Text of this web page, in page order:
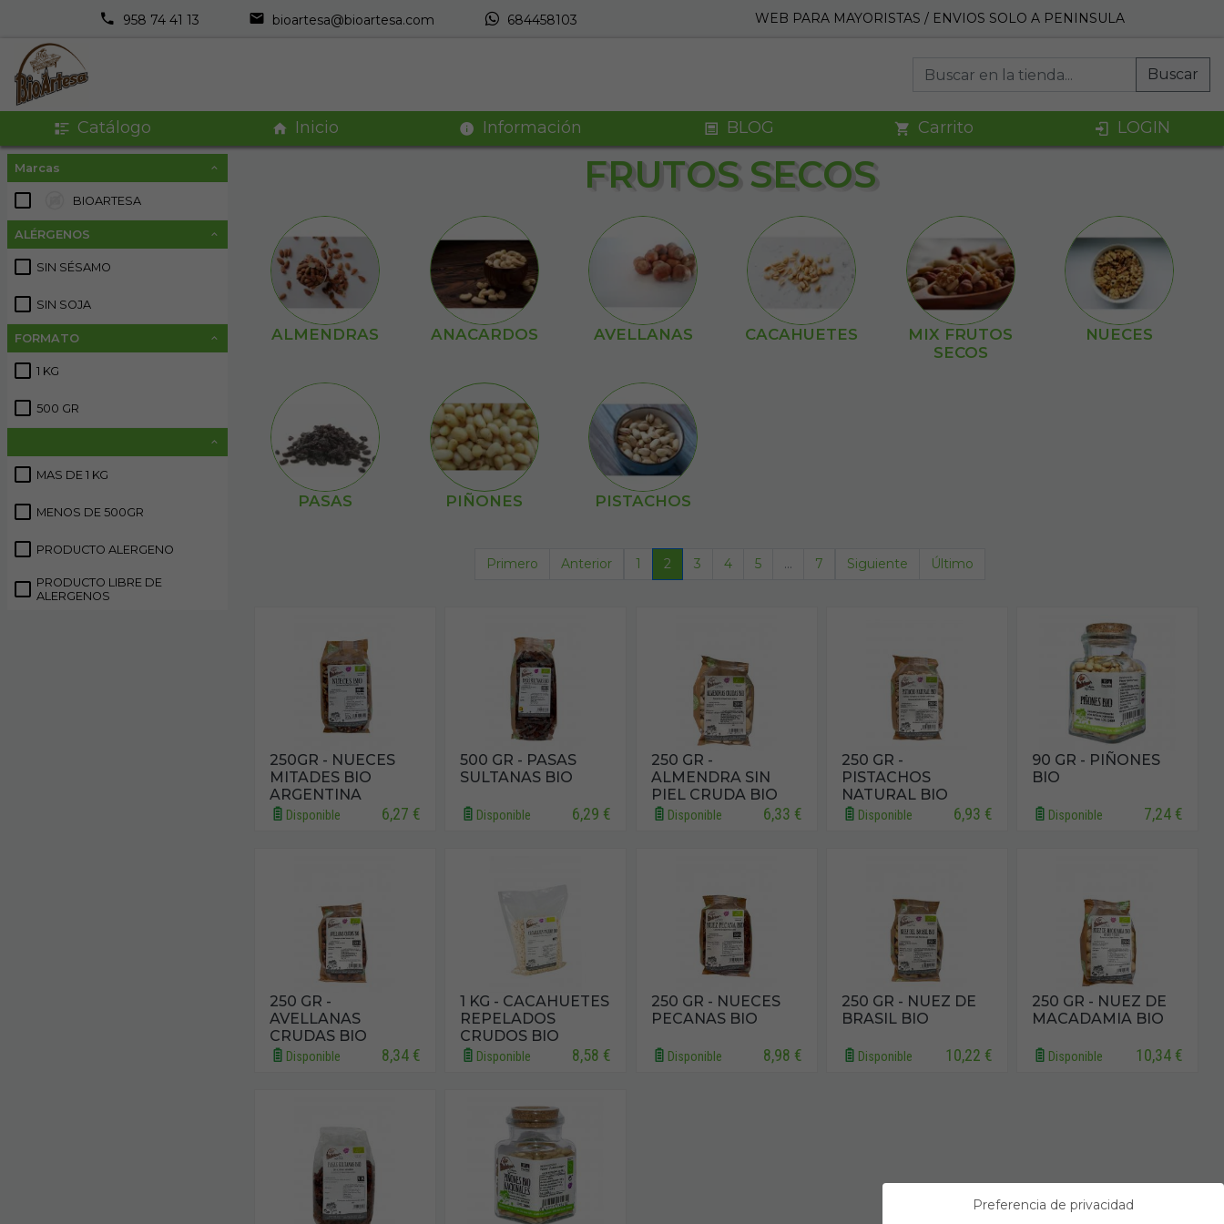
958 74 41 13 bioartesa@bioartesa.com 684458103 WEB PARA MAYORISTAS / ENVIOS SOLO A PENINSULA
Buscar
Catálogo Inicio Información BLOG Carrito LOGIN
Marcas
BIOARTESA
ALÉRGENOS
SIN SÉSAMO
SIN SOJA
FORMATO
1 KG
500 GR
MAS DE 1 KG
MENOS DE 500GR
PRODUCTO ALERGENO
PRODUCTO LIBRE DE
ALERGENOS
FRUTOS SECOS
ALMENDRAS ANACARDOS AVELLANAS CACAHUETES
MIX FRUTOS
SECOS
NUECES
PASAS PIÑONES PISTACHOS
Primero Anterior 1 2 3 4 5 ... 7 Siguiente Último
250GR - NUECES
MITADES BIO
ARGENTINA
Disponible 6,27 €
500 GR - PASAS
SULTANAS BIO
Disponible 6,29 €
250 GR -
ALMENDRA SIN
PIEL CRUDA BIO
Disponible 6,33 €
250 GR -
PISTACHOS
NATURAL BIO
Disponible 6,93 €
90 GR - PIÑONES
BIO
Disponible 7,24 €
250 GR -
AVELLANAS
CRUDAS BIO
Disponible 8,34 €
1 KG - CACAHUETES
REPELADOS
CRUDOS BIO
Disponible 8,58 €
250 GR - NUECES
PECANAS BIO
Disponible 8,98 €
250 GR - NUEZ DE
BRASIL BIO
Disponible 10,22 €
250 GR - NUEZ DE
MACADAMIA BIO
Disponible 10,34 €
Preferencia de privacidad